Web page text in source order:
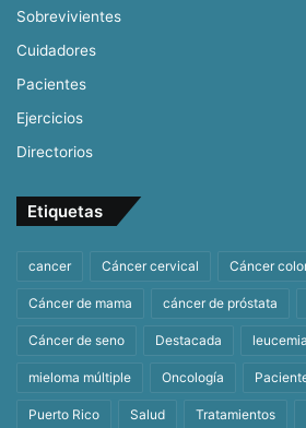
Sobrevivientes
Cuidadores
Pacientes
Ejercicios
Directorios
Etiquetas
cancer Cáncer cervical Cáncer
Cáncer de mama cáncer de próstata
Cáncer de seno Destacada leucemia
mieloma múltiple Oncología
Puerto Rico Salud Tratamientos